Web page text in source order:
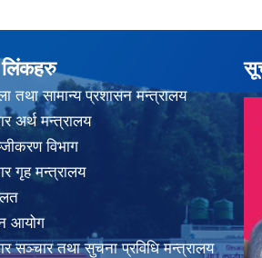
लिंकहरु
तथा सामान्य प्रशासन मन्त्रालय
अर्थ मन्त्रालय
विभाग
गृह मन्त्रालय
आयोग
सञ्चार तथा सुचना प्रविधि मन्त्रालय